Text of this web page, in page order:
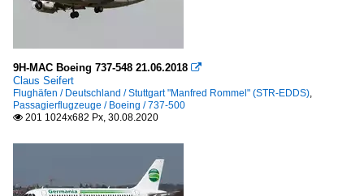
9H-MAC Boeing 737-548 21.06.2018 
Claus Seifert
Flughäfen / Deutschland / Stuttgart "Manfred Rommel" (STR-EDDS),
Passagierflugzeuge / Boeing / 737-500
 201 1024x682 Px, 30.08.2020